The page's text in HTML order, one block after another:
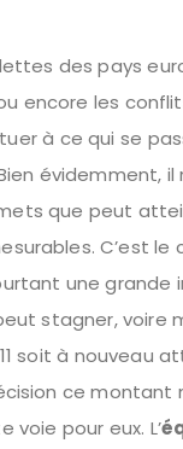
des pays
ou encore les
à ce qui se
évidemment,
que peut
C’est
une grande
stagner, voire
soit à nouveau
ce
voie pour eux. L’